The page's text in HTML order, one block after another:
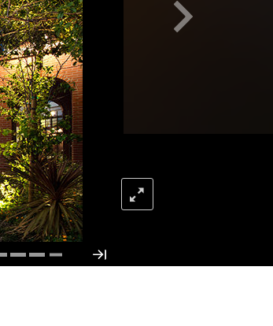
des tons émotionnels
aux drogues
enfants
outils pour le monde du travail
et les conditions
raison de l’oppression
investigations
fondements de l’organisation
fondements des relations publiques